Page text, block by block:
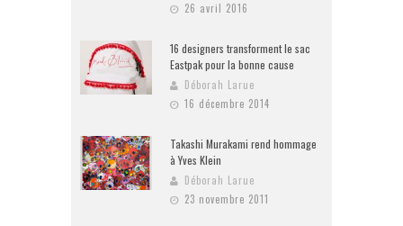
26 avril 2016
16 designers transforment le sac
Eastpak pour la bonne cause
Déborah Larue
16 décembre 2014
Takashi Murakami rend hommage
à Yves Klein
Déborah Larue
23 novembre 2011